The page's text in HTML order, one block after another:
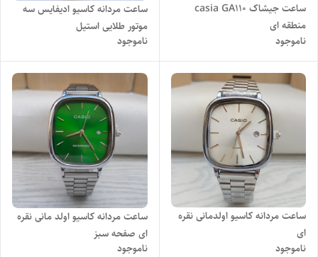
ساعت جیشاک casia GA110
منطقه ای
ناموجود
ساعت مردانه کاسیو ادیفایس سه
موتور طلایی استیل
ناموجود
ساعت مردانه کاسیو اولدمانی نقره
ای
ناموجود
ساعت مردانه کاسیو اولد مانی نقره
ای صفحه سبز
ناموجود